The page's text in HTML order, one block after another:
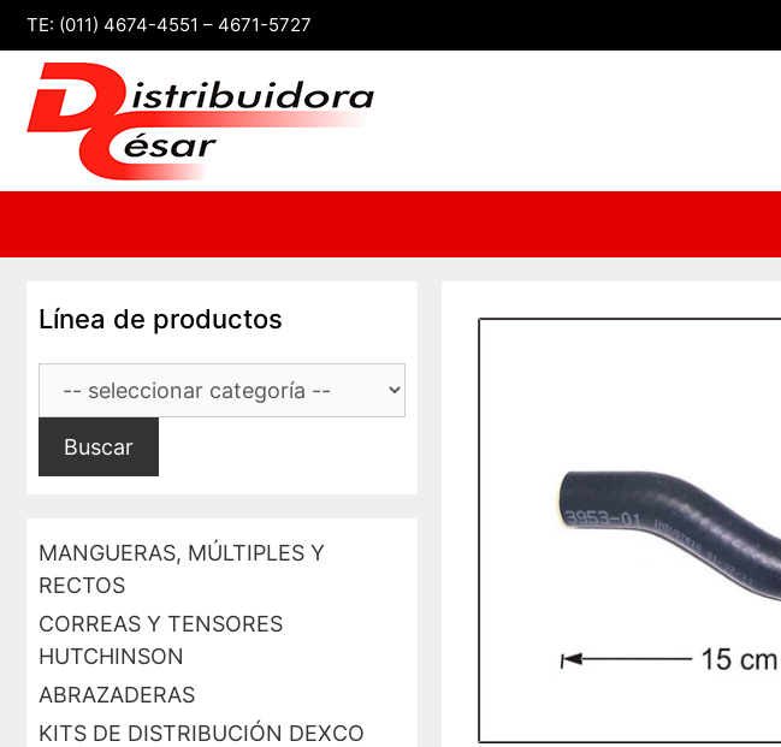
Saltar
contenido
TE: (011) 4674-4551 – 4671-5727
Línea de productos
Buscar
MANGUERAS, MÚLTIPLES Y
RECTOS
CORREAS Y TENSORES
HUTCHINSON
ABRAZADERAS
KITS DE DISTRIBUCIÓN DEXCO